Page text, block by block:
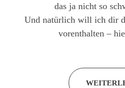
das ja nicht so
Und natürlich will ich dir
vorenthalten –